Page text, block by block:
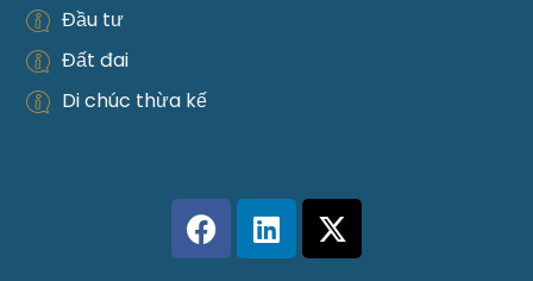
Đầu tư
Đất đai
Di chúc thừa kế